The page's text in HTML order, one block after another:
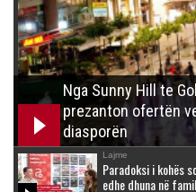
Nga Sunny Hill te
prezanton ofertën
diasporën
Lajme
Paradoksi i kohës
edhe dhuna në